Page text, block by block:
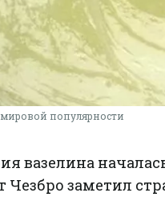
популярности
вазелина
Чезбро заметил